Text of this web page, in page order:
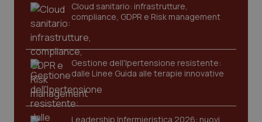
Cloud sanitario: infrastrutture,
compliance, GDPR e Risk management
Gestione dell'Ipertensione resistente:
dalle Linee Guida alle terapie innovative
Leadership Infermieristica 2026: nuovi
CookieScriptConsent
CookieScript
www.quotidianosanita.it